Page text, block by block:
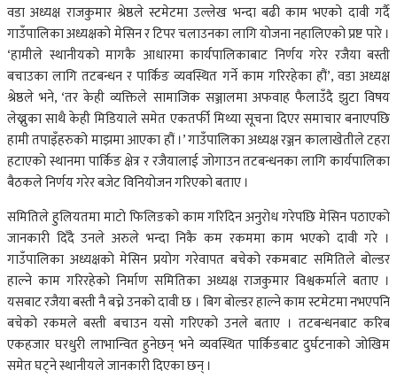
वडा अध्यक्ष राजकुमार श्रेष्ठले स्टमेटमा उल्लेख भन्दा बढी काम भएको दावी गर्दै
गाउँपालिका अध्यक्षको मेसिन र टिपर चलाउनका लागि योजना नहालिएको प्रष्ट पारे ।
‘हामीले स्थानीयको मागकै आधारमा कार्यपालिकाबाट निर्णय गरेर रजैया बस्ती
बचाउका लागि तटबन्धन र पार्किङ व्यवस्थित गर्ने काम गरिरहेका हौं’, वडा अध्यक्ष
श्रेष्ठले भने, ‘तर केही व्यक्तिले सामाजिक सञ्जालमा अफवाह फैलाउँदै झुटा विषय
लेख्नुका साथै केही मिडियाले समेत एकतर्फी मिथ्या सूचना दिएर समाचार बनाएपछि
हामी तपाइँहरुको माझमा आएका हौं ।’ गाउँपालिका अध्यक्ष रञ्जन कालाखेतीले टहरा
हटाएको स्थानमा पार्किङ क्षेत्र र रजैयालाई जोगाउन तटबन्धनका लागि कार्यपालिका
बैठकले निर्णय गरेर बजेट विनियोजन गरिएको बताए ।
समितिले हुलियतमा माटो फिलिङको काम गरिदिन अनुरोध गरेपछि मेसिन पठाएको
जानकारी दिँदै उनले अरुले भन्दा निकै कम रकममा काम भएको दावी गरे ।
गाउँपालिका अध्यक्षको मेसिन प्रयोग गरेवापत बचेको रकमबाट समितिले बोल्डर
हाल्ने काम गरिरहेको निर्माण समितिका अध्यक्ष राजकुमार विश्वकर्माले बताए ।
यसबाट रजैया बस्ती नै बच्ने उनको दावी छ । बिग बोल्डर हाल्ने काम स्टमेटमा नभएपनि
बचेको रकमले बस्ती बचाउन यसो गरिएको उनले बताए । तटबन्धनबाट करिब
एकहजार घरधुरी लाभान्वित हुनेछन् भने व्यवस्थित पार्किङबाट दुर्घटनाको जोखिम
समेत घट्ने स्थानीयले जानकारी दिएका छन् ।